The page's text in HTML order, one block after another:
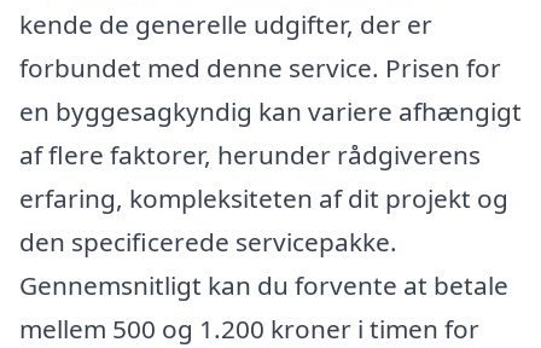
kende de generelle udgifter, der er
forbundet med denne service. Prisen for
en byggesagkyndig kan variere afhængigt
af flere faktorer, herunder rådgiverens
erfaring, kompleksiteten af dit projekt og
den specificerede servicepakke.
Gennemsnitligt kan du forvente at betale
mellem 500 og 1.200 kroner i timen for